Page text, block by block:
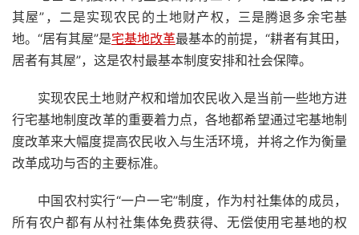
其屋”，二是实现农民的土地财产权，三是腾退多余宅基
地。“居有其屋”是宅基地改革最基本的前提，“耕者有其田，
居者有其屋”，这是农村最基本制度安排和社会保障。
实现农民土地财产权和增加农民收入是当前一些地方进
行宅基地制度改革的重要着力点，各地都希望通过宅基地制
度改革来大幅度提高农民收入与生活环境，并将之作为衡量
改革成功与否的主要标准。
中国农村实行“一户一宅”制度，作为村社集体的成员，
所有农户都有从村社集体免费获得、无偿使用宅基地的权